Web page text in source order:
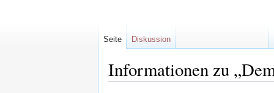
Informationen zu
Seite Diskussion